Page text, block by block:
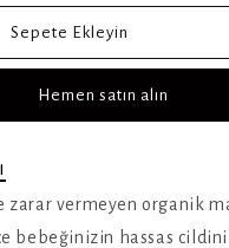
Sepete Ekleyin
Hemen satın alın
zarar vermeyen organik
bebeğinizin hassas